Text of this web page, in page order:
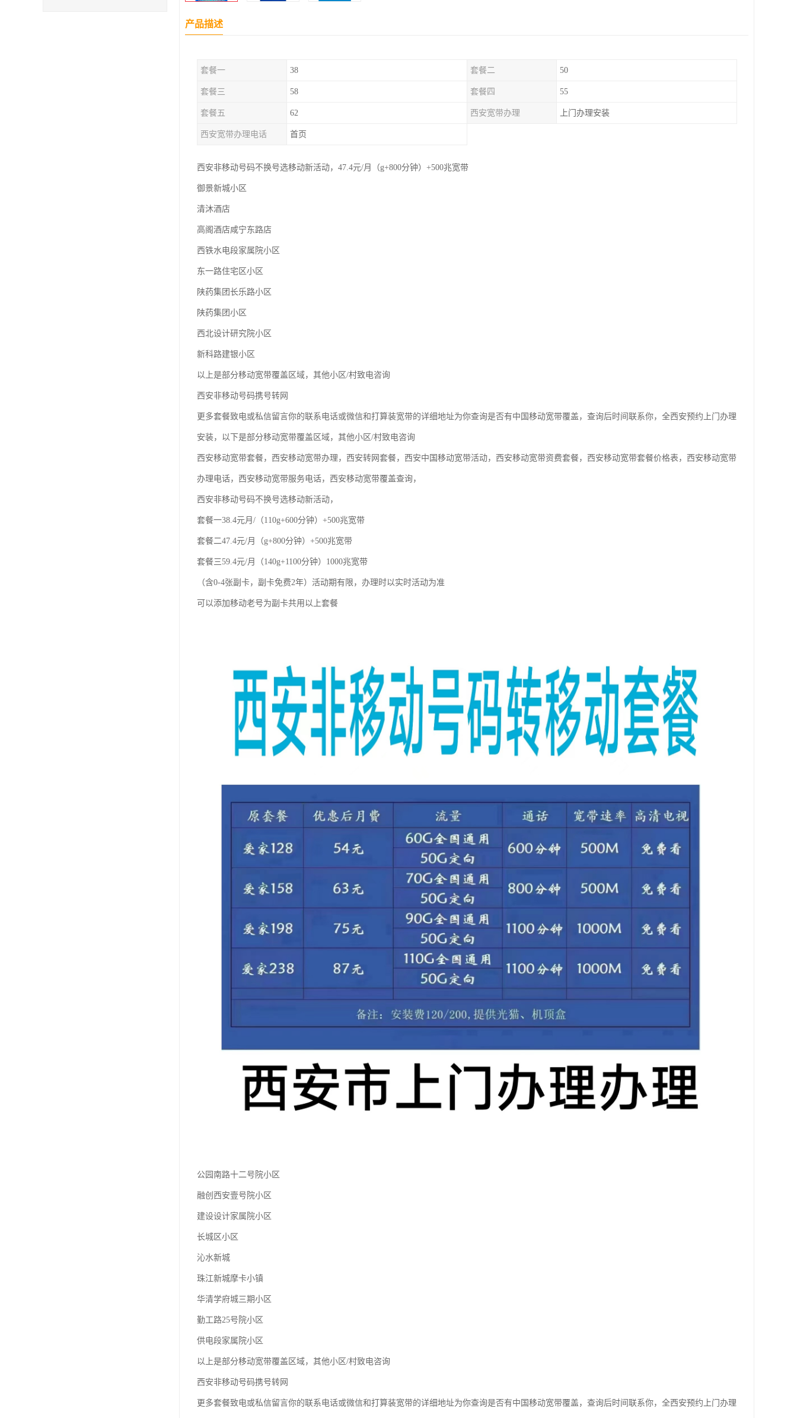
产品描述
套餐一 38 套餐二 50
套餐三 58 套餐四 55
套餐五 62 西安宽带办理 上门办理安装
西安宽带办理电话 首页
西安非移动号码不换号选移动新活动，47.4元/月（g+800分钟）+500兆宽带
御景新城小区
清沐酒店
高阁酒店咸宁东路店
西铁水电段家属院小区
东一路住宅区小区
陕药集团长乐路小区
陕药集团小区
西北设计研究院小区
新科路建银小区
以上是部分移动宽带覆盖区域，其他小区/村致电咨询
西安非移动号码携号转网
更多套餐致电或私信留言你的联系电话或微信和打算装宽带的详细地址为你查询是否有中国移动宽带覆盖，查询后时间联系你，全西安预约上门办理
安装，以下是部分移动宽带覆盖区域，其他小区/村致电咨询
西安移动宽带套餐，西安移动宽带办理，西安转网套餐，西安中国移动宽带活动，西安移动宽带资费套餐，西安移动宽带套餐价格表，西安移动宽带
办理电话，西安移动宽带服务电话，西安移动宽带覆盖查询，
西安非移动号码不换号选移动新活动，
套餐一38.4元月/（110g+600分钟）+500兆宽带
套餐二47.4元/月（g+800分钟）+500兆宽带
套餐三59.4元/月（140g+1100分钟）1000兆宽带
（含0-4张副卡，副卡免费2年）活动期有限，办理时以实时活动为准
可以添加移动老号为副卡共用以上套餐
公园南路十二号院小区
融创西安壹号院小区
建设设计家属院小区
长城区小区
沁水新城
珠江新城摩卡小镇
华清学府城三期小区
勤工路25号院小区
供电段家属院小区
以上是部分移动宽带覆盖区域，其他小区/村致电咨询
西安非移动号码携号转网
更多套餐致电或私信留言你的联系电话或微信和打算装宽带的详细地址为你查询是否有中国移动宽带覆盖，查询后时间联系你，全西安预约上门办理